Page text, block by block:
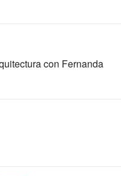
con Fernanda